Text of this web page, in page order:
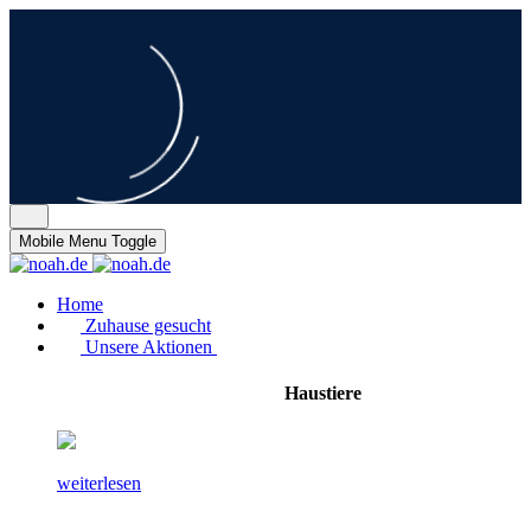
Mobile Menu Toggle
Home
Zuhause gesucht
Unsere Aktionen
Haustiere
weiterlesen